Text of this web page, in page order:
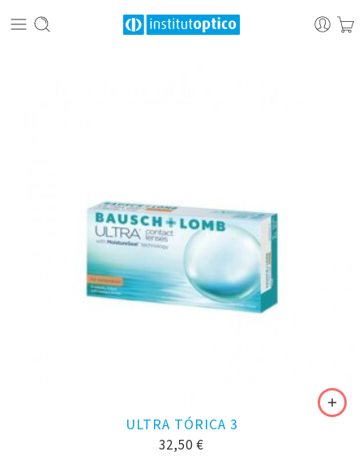
ULTRA TÓRICA 3
32,50 €